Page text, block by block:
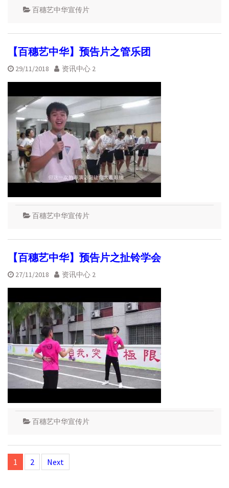
百穗艺中华宣传片
【百穗艺中华】预告片之管乐团
29/11/2018 资讯中心 2
百穗艺中华宣传片
【百穗艺中华】预告片之扯铃学会
27/11/2018 资讯中心 2
百穗艺中华宣传片
Posts
navigation
1 2 Next